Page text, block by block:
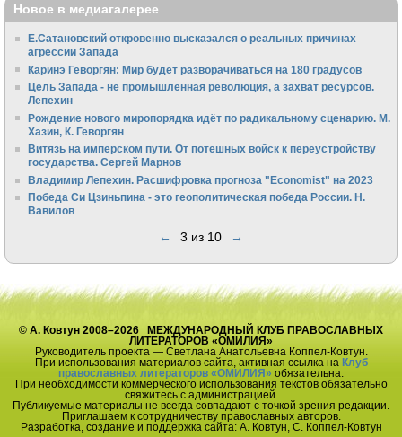
Новое в медиагалерее
Е.Сатановский откровенно высказался о реальных причинах
агрессии Запада
Каринэ Геворгян: Мир будет разворачиваться на 180 градусов
Цель Запада - не промышленная революция, а захват ресурсов.
Лепехин
Рождение нового миропорядка идёт по радикальному сценарию. М.
Хазин, К. Геворгян
Витязь на имперском пути. От потешных войск к переустройству
государства. Сергей Марнов
Владимир Лепехин. Расшифровка прогноза "Economist" на 2023
Победа Си Цзиньпина - это геополитическая победа России. Н.
Вавилов
← 3 из 10 →
© А. Ковтун 2008–2026 МЕЖДУНАРОДНЫЙ КЛУБ ПРАВОСЛАВНЫХ
ЛИТЕРАТОРОВ «ОМИЛИЯ»
Руководитель проекта — Светлана Анатольевна Коппел-Ковтун.
При использования материалов сайта, активная ссылка на Клуб
православных литераторов «ОМИЛИЯ» обязательна.
При необходимости коммерческого использования текстов обязательно
свяжитесь с администрацией.
Публикуемые материалы не всегда совпадают с точкой зрения редакции.
Приглашаем к сотрудничеству православных авторов.
Разработка, создание и поддержка сайта: А. Ковтун, С. Коппел-Ковтун